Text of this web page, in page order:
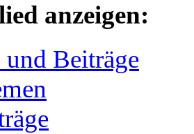
anzeigen:
und Beiträge